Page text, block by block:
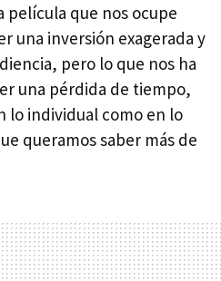
película que nos ocupe
una inversión exagerada y
pero lo que nos ha
una pérdida de tiempo,
lo individual como en lo
queramos saber más de